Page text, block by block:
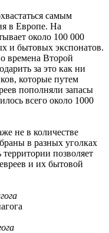
самым
в Европе. На
около 100 000
и бытовых экспонатов.
времена Второй
за это как ни
которые путем
пополняли запасы
всего около 1000
не в количестве
в разных уголках
позволяет
и их бытовой